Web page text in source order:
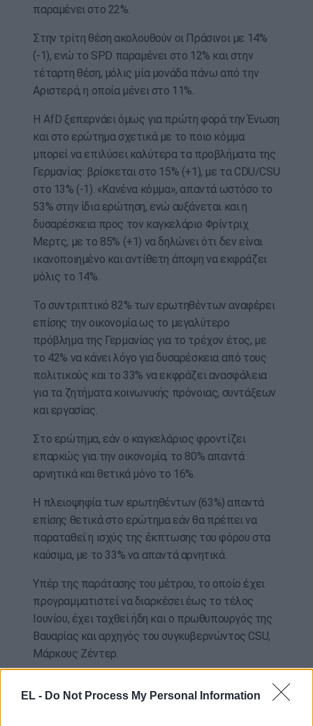
EL - Do Not Process My Personal Information
παραμένει στο 22%.
Στην τρίτη θέση ακολουθούν οι Πράσινοι με 14%
(-1), ενώ το SPD παραμένει στο 12% και στην
τέταρτη θέση, μόλις μία μονάδα πάνω από την
Αριστερά, η οποία μένει στο 11%.
Η AfD ξεπερνάει όμως για πρώτη φορά την Ένωση
και στο ερώτημα σχετικά με το ποιο κόμμα
μπορεί να επιλύσει καλύτερα τα προβλήματα της
Γερμανίας: βρίσκεται στο 15% (+1), με τα CDU/CSU
στο 13% (-1). «Κανένα κόμμα», απαντά ωστόσο το
53% στην ίδια ερώτηση, ενώ αυξάνεται και η
δυσαρέσκεια προς τον καγκελάριο Φρίντριχ
Μερτς, με το 85% (+1) να δηλώνει ότι δεν είναι
ικανοποιημένο και αντίθετη άποψη να εκφράζει
μόλις το 14%.
Το συντριπτικό 82% των ερωτηθέντων αναφέρει
επίσης την οικονομία ως το μεγαλύτερο
πρόβλημα της Γερμανίας για το τρέχον έτος, με
το 42% να κάνει λόγο για δυσαρέσκεια από τους
πολιτικούς και το 33% να εκφράζει ανασφάλεια
για τα ζητήματα κοινωνικής πρόνοιας, συντάξεων
και εργασίας.
Στο ερώτημα, εάν ο καγκελάριος φροντίζει
επαρκώς για την οικονομία, το 80% απαντά
αρνητικά και θετικά μόνο το 16%.
Η πλειοψηφία των ερωτηθέντων (63%) απαντά
επίσης θετικά στο ερώτημα εάν θα πρέπει να
παραταθεί η ισχύς της έκπτωσης του φόρου στα
καύσιμα, με το 33% να απαντά αρνητικά.
Υπέρ της παράτασης του μέτρου, το οποίο έχει
προγραμματιστεί να διαρκέσει έως το τέλος
Ιουνίου, έχει ταχθεί ήδη και ο πρωθυπουργός της
Βαυαρίας και αρχηγός του συγκυβερνώντος CSU,
Μάρκους Ζέντερ.